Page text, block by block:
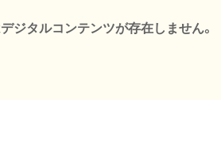
ジタルコンテンツが存在しません。